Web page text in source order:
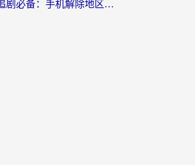
海外党追剧必备：手机解除地区限制app怎么选？解决央视视频&国内剧地区限制全指南